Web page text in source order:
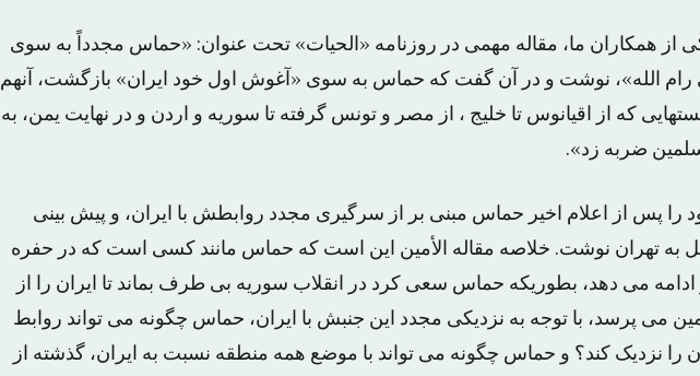
از همکاران ما، مقاله مهمی در روزنامه «الحیات» تحت عنوان: «حماس مجدداً به سوی
رام الله»، نوشت و در آن گفت که حماس به سوی «آغوش اول خود ایران» بازگشت، آنهم
که از اقیانوس تا خلیج ، از مصر و تونس گرفته تا سوریه و اردن و در نهایت یمن، به
ضربه زد».
را پس از اعلام اخیر حماس مبنی بر از سرگیری مجدد روابطش با ایران، و پیش بینی
به تهران نوشت. خلاصه مقاله الأمین این است که حماس مانند کسی است که در حفره
ادامه می دهد، بطوریکه حماس سعی کرد در انقلاب سوریه بی طرف بماند تا ایران را از
می پرسد، با توجه به نزدیکی مجدد این جنبش با ایران، حماس چگونه می تواند روابط
را نزدیک کند؟ و حماس چگونه می تواند با موضع همه منطقه نسبت به ایران، گذشته از